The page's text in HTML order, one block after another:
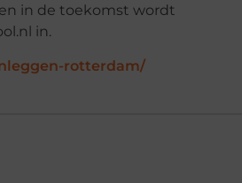
in de toekomst wordt
in.
rotterdam/